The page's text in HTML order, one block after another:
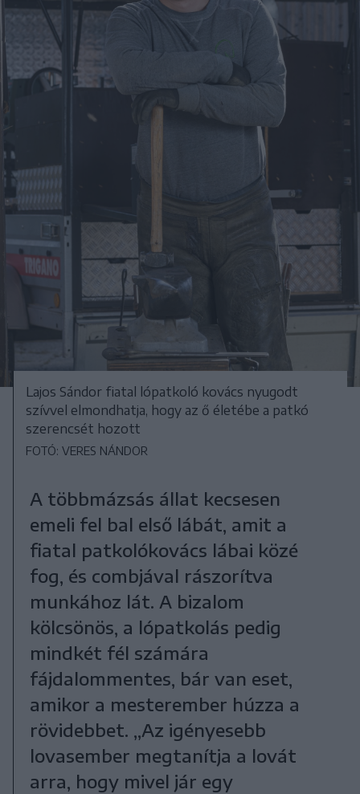
Lajos Sándor fiatal lópatkoló kovács nyugodt
szívvel elmondhatja, hogy az ő életébe a patkó
szerencsét hozott
FOTÓ: VERES NÁNDOR
A többmázsás állat kecsesen
emeli fel bal első lábát, amit a
fiatal patkolókovács lábai közé
fog, és combjával rászorítva
munkához lát. A bizalom
kölcsönös, a lópatkolás pedig
mindkét fél számára
fájdalommentes, bár van eset,
amikor a mesterember húzza a
rövidebbet. „Az igényesebb
lovasember megtanítja a lovát
arra, hogy mivel jár egy